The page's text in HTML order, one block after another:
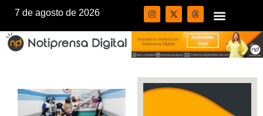
7 de agosto de 2026